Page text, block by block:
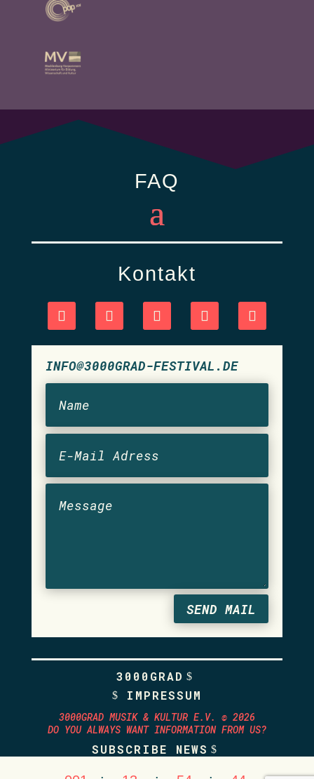
FAQ
Kontakt
INFO@3000GRAD-FESTIVAL.DE
SEND MAIL
3000GRAD
IMPRESSUM
3000GRAD MUSIK & KULTUR E.V. © 2026
DO YOU ALWAYS WANT INFORMATION FROM US?
SUBSCRIBE NEWS